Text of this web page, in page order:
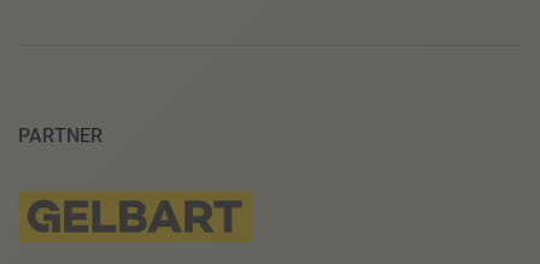
PARTNER